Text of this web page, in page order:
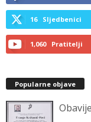
16 Sljedbenici
1,060 Pratitelji
Popularne objave